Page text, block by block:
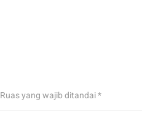
Ruas yang wajib ditandai*